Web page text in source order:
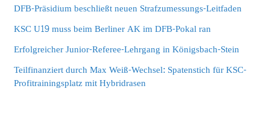
DFB-Präsidium beschließt neuen Strafzumessungs-Leitfaden
KSC U19 muss beim Berliner AK im DFB-Pokal ran
Erfolgreicher Junior-Referee-Lehrgang in Königsbach-Stein
Teilfinanziert durch Max Weiß-Wechsel: Spatenstich für KSC-
Profitrainingsplatz mit Hybridrasen